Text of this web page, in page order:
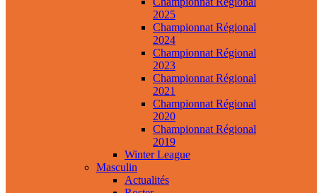
2025
Championnat Régional
2024
Championnat Régional
2023
Championnat Régional
2021
Championnat Régional
2020
Championnat Régional
2019
Winter League
Masculin
Actualités